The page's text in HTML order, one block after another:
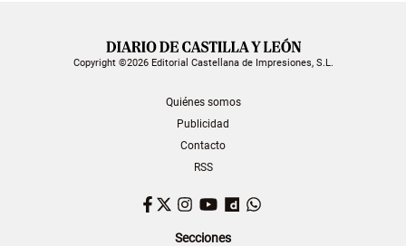
Copyright ©2026 Editorial Castellana de Impresiones, S.L.
Quiénes somos
Publicidad
Contacto
RSS
Facebook
TwitterInstagram
YouTubeDailymotion
Secciones